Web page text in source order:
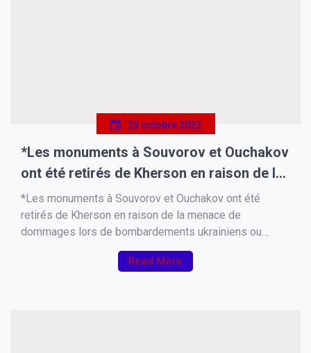
25 octobre 2022
*Les monuments à Souvorov et Ouchakov
ont été retirés de Kherson en raison de la
menace de dommages lors de
bombardements ukrainiens ou d’attaques
terroristes,*
*Les monuments à Souvorov et Ouchakov ont été
retirés de Kherson en raison de la menace de
dommages lors de bombardements ukrainiens ou
d’attaques terroristes, a déclaré Stremousov. Selon lui,
lorsque la menace de bombardement sera écartée, les
Read More